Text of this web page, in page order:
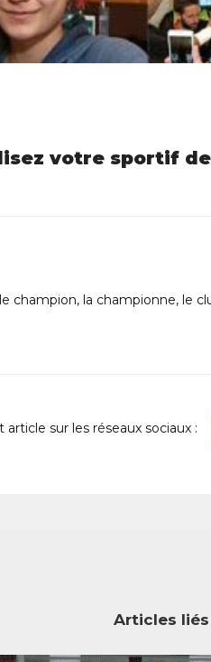
votre sportif de
champion, la championne, le
Articles liés